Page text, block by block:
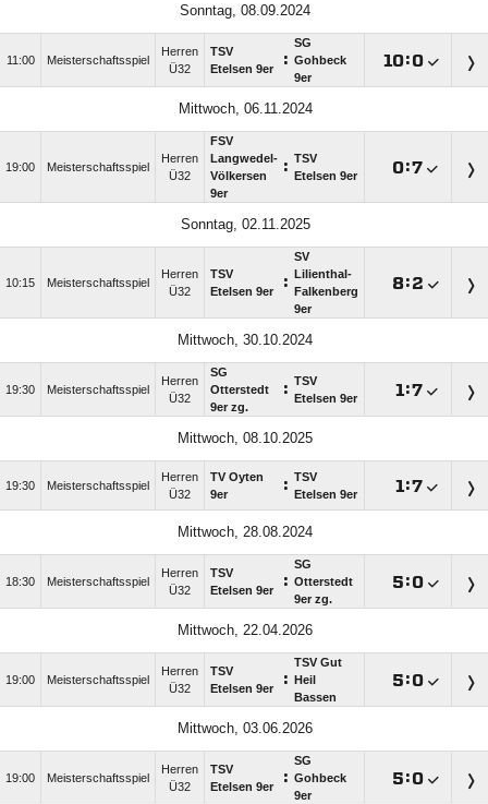
Sonntag, 08.09.2024
11:00 Meisterschaftsspiel
Herren
Ü32
TSV
Etelsen 9er
:
SG
Gohbeck
9er
:
Mittwoch, 06.11.2024
19:00 Meisterschaftsspiel
Herren
Ü32
FSV
Langwedel-
Völkersen
9er
: TSV
Etelsen 9er
:
Sonntag, 02.11.2025
10:15 Meisterschaftsspiel
Herren
Ü32
TSV
Etelsen 9er
:
SV
Lilienthal-
Falkenberg
9er
:
Mittwoch, 30.10.2024
19:30 Meisterschaftsspiel
Herren
Ü32
SG
Otterstedt
9er zg.
: TSV
Etelsen 9er
:
Mittwoch, 08.10.2025
19:30 Meisterschaftsspiel
Herren
Ü32
TV Oyten
9er
: TSV
Etelsen 9er
:
Mittwoch, 28.08.2024
18:30 Meisterschaftsspiel
Herren
Ü32
TSV
Etelsen 9er
:
SG
Otterstedt
9er zg.
:
Mittwoch, 22.04.2026
19:00 Meisterschaftsspiel
Herren
Ü32
TSV
Etelsen 9er
:
TSV Gut
Heil
Bassen
:
Mittwoch, 03.06.2026
19:00 Meisterschaftsspiel
Herren
Ü32
TSV
Etelsen 9er
:
SG
Gohbeck
9er
: